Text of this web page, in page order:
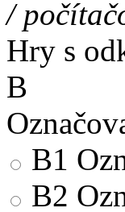
/
Hry s
B
B1
B2